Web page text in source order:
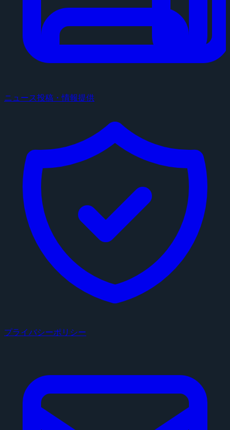
ニュース投稿・情報提供
プライバシーポリシー